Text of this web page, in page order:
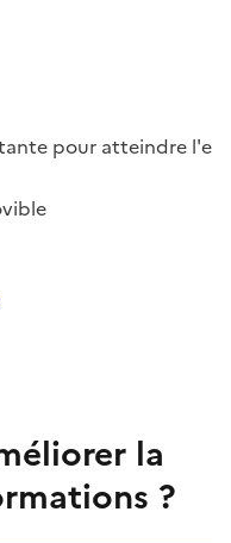
pour atteindre l'e
la
?